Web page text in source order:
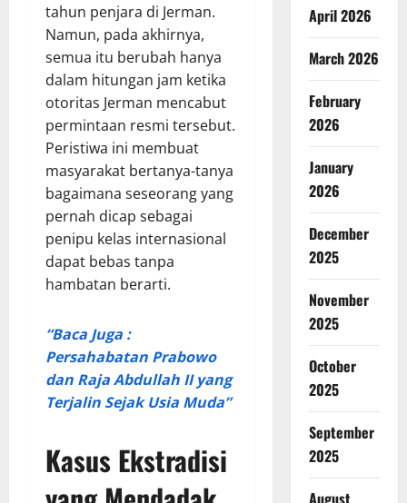
tahun penjara di Jerman.
Namun, pada akhirnya,
semua itu berubah hanya
dalam hitungan jam ketika
otoritas Jerman mencabut
permintaan resmi tersebut.
Peristiwa ini membuat
masyarakat bertanya-tanya
bagaimana seseorang yang
pernah dicap sebagai
penipu kelas internasional
dapat bebas tanpa
hambatan berarti.
“Baca Juga :
Persahabatan Prabowo
dan Raja Abdullah II yang
Terjalin Sejak Usia Muda”
Kasus Ekstradisi
April 2026
March 2026
February
2026
January
2026
December
2025
November
2025
October
2025
September
2025
August